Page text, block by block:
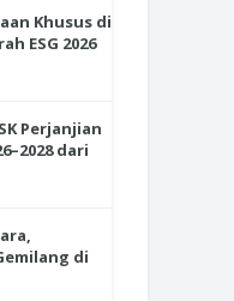
Khusus di
ESG 2026
Perjanjian
dari
di